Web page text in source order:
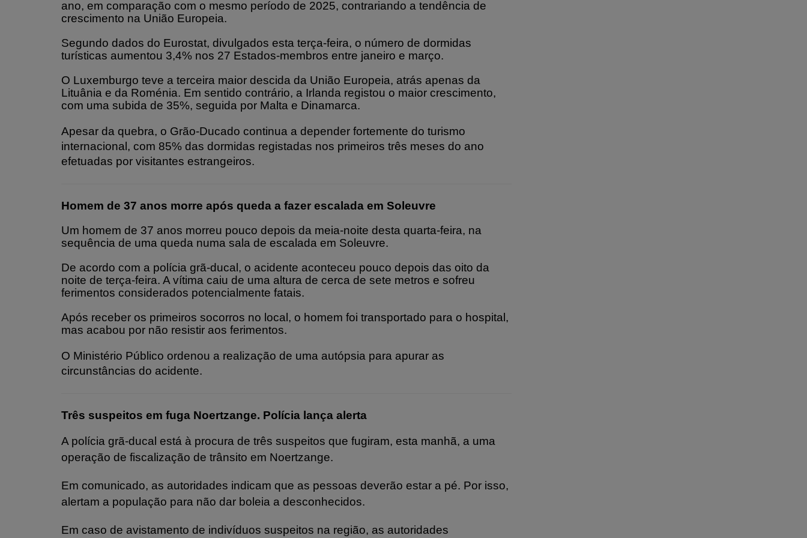
ano, em comparação com o mesmo período de 2025, contrariando a tendência de
crescimento na União Europeia.
Segundo dados do Eurostat, divulgados esta terça-feira, o número de dormidas
turísticas aumentou 3,4% nos 27 Estados-membros entre janeiro e março.
O Luxemburgo teve a terceira maior descida da União Europeia, atrás apenas da
Lituânia e da Roménia. Em sentido contrário, a Irlanda registou o maior crescimento,
com uma subida de 35%, seguida por Malta e Dinamarca.
Apesar da quebra, o Grão-Ducado continua a depender fortemente do turismo
internacional, com 85% das dormidas registadas nos primeiros três meses do ano
efetuadas por visitantes estrangeiros.
Homem de 37 anos morre após queda a fazer escalada em Soleuvre
Um homem de 37 anos morreu pouco depois da meia-noite desta quarta-feira, na
sequência de uma queda numa sala de escalada em Soleuvre.
De acordo com a polícia grã-ducal, o acidente aconteceu pouco depois das oito da
noite de terça-feira. A vítima caiu de uma altura de cerca de sete metros e sofreu
ferimentos considerados potencialmente fatais.
Após receber os primeiros socorros no local, o homem foi transportado para o hospital,
mas acabou por não resistir aos ferimentos.
O Ministério Público ordenou a realização de uma autópsia para apurar as
circunstâncias do acidente.
Três suspeitos em fuga Noertzange. Polícia lança alerta
A polícia grã-ducal está à procura de três suspeitos que fugiram, esta manhã, a uma
operação de fiscalização de trânsito em Noertzange.
Em comunicado, as autoridades indicam que as pessoas deverão estar a pé. Por isso,
alertam a população para não dar boleia a desconhecidos.
Em caso de avistamento de indivíduos suspeitos na região, as autoridades